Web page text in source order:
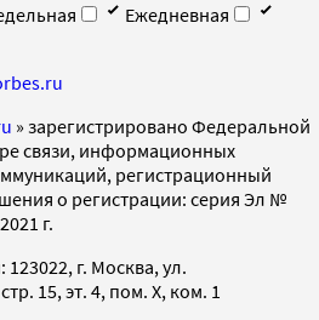
Ежедневная
» зарегистрировано Федеральной
связи, информационных
регистрационный
о регистрации: серия Эл №
г.
г. Москва, ул.
15, эт. 4, пом. X, ком. 1